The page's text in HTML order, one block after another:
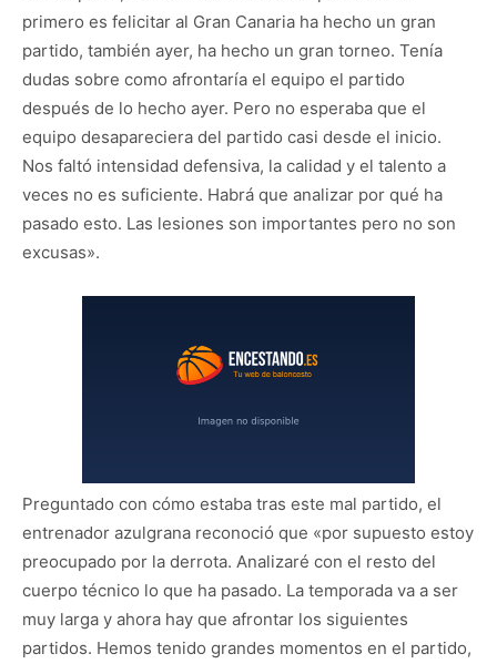
primero es felicitar al Gran Canaria ha hecho un gran
partido, también ayer, ha hecho un gran torneo. Tenía
dudas sobre como afrontaría el equipo el partido
después de lo hecho ayer. Pero no esperaba que el
equipo desapareciera del partido casi desde el inicio.
Nos faltó intensidad defensiva, la calidad y el talento a
veces no es suficiente. Habrá que analizar por qué ha
pasado esto. Las lesiones son importantes pero no son
excusas».
Preguntado con cómo estaba tras este mal partido, el
entrenador azulgrana reconoció que «por supuesto estoy
preocupado por la derrota. Analizaré con el resto del
cuerpo técnico lo que ha pasado. La temporada va a ser
muy larga y ahora hay que afrontar los siguientes
partidos. Hemos tenido grandes momentos en el partido,